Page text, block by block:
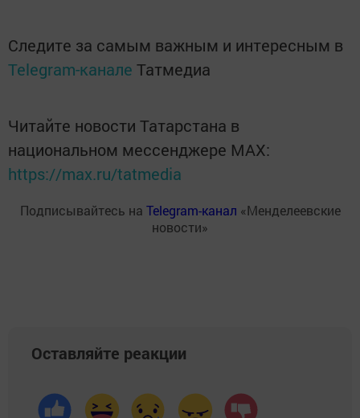
Следите за самым важным и интересным в
Telegram-канале Татмедиа
Читайте новости Татарстана в
национальном мессенджере MАХ:
https://max.ru/tatmedia
Подписывайтесь на Telegram-канал «Менделеевские
новости»
Оставляйте реакции